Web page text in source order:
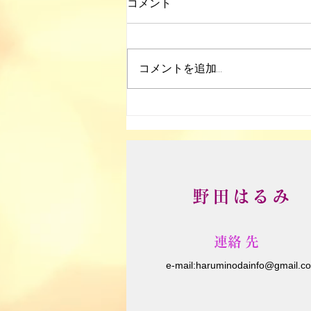
大楠野草部
コメント
コメントを追加…
野田はるみ
​連絡先
e-mail: